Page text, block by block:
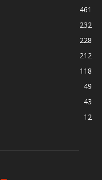
461
232
228
212
118
49
43
12